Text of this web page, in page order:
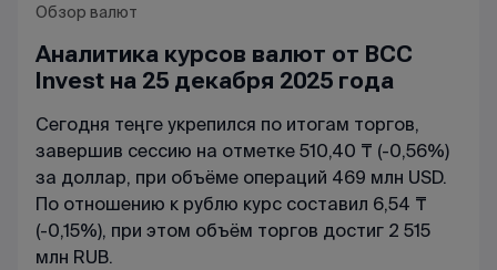
Обзор валют
Аналитика курсов валют от BCC
Invest на 25 декабря 2025 года
Сегодня теңге укрепился по итогам торгов,
завершив сессию на отметке 510,40 ₸ (-0,56%)
за доллар, при объёме операций 469 млн USD.
По отношению к рублю курс составил 6,54 ₸
(-0,15%), при этом объём торгов достиг 2 515
млн RUB.